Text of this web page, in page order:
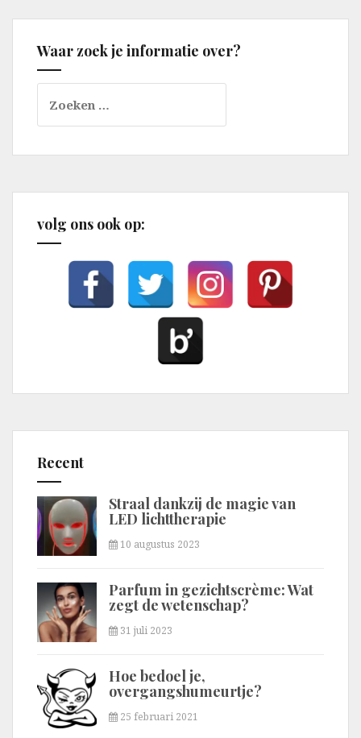
Waar zoek je informatie over?
naar:
volg ons ook op:
Recent
Straal dankzij de magie van
LED lichttherapie
10 augustus 2023
Parfum in gezichtscrème: Wat
zegt de wetenschap?
31 juli 2023
Hoe bedoel je,
overgangshumeurtje?
25 februari 2021